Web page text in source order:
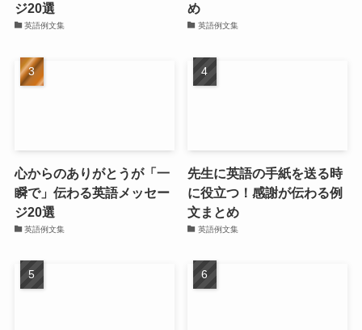
ジ20選
英語例文集
め
英語例文集
心からのありがとうが「一
瞬で」伝わる英語メッセー
ジ20選
英語例文集
先生に英語の手紙を送る時
に役立つ！感謝が伝わる例
文まとめ
英語例文集